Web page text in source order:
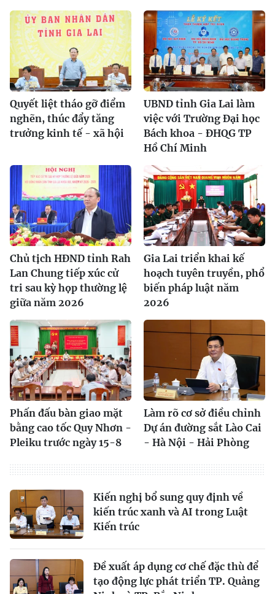
Quyết liệt tháo gỡ điểm
nghẽn, thúc đẩy tăng
trưởng kinh tế - xã hội
UBND tỉnh Gia Lai làm
việc với Trường Đại học
Bách khoa - ĐHQG TP
Hồ Chí Minh
Chủ tịch HĐND tỉnh Rah
Lan Chung tiếp xúc cử
tri sau kỳ họp thường lệ
giữa năm 2026
Gia Lai triển khai kế
hoạch tuyên truyền, phổ
biến pháp luật năm
2026
Phấn đấu bàn giao mặt
bằng cao tốc Quy Nhơn -
Pleiku trước ngày 15-8
Làm rõ cơ sở điều chỉnh
Dự án đường sắt Lào Cai
- Hà Nội - Hải Phòng
Kiến nghị bổ sung quy định về
kiến trúc xanh và AI trong Luật
Kiến trúc
Đề xuất áp dụng cơ chế đặc thù để
tạo động lực phát triển TP. Quảng